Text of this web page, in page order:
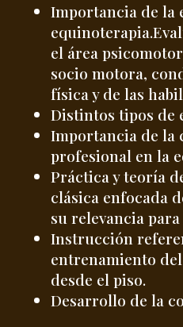
Importancia de la
el área
socio motora,
física y de las
Distintos tipos de
Importancia de la
profesional en la
Práctica y teoría
clásica enfocada
su relevancia
Instrucción
entrenamiento
desde el piso.
Desarrollo de la